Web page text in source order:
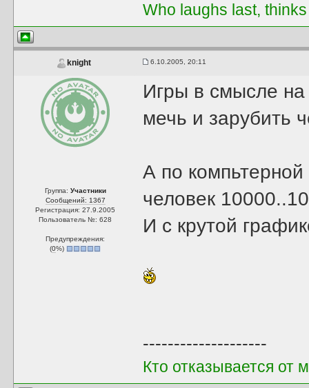
Who laughs last,
knight 6.10.2005, 20:11
Группа: Участники
Сообщений: 1367
Регистрация: 27.9.2005
Пользователь №: 628
Предупреждения:
(0%)
Игры в смысле на
мечь и зарубить
А по
человек
И с крутой
--------------------
Кто отказывается от